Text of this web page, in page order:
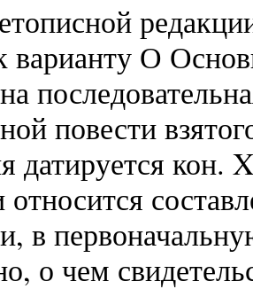
варианту О
повести
датируется
в
о чем